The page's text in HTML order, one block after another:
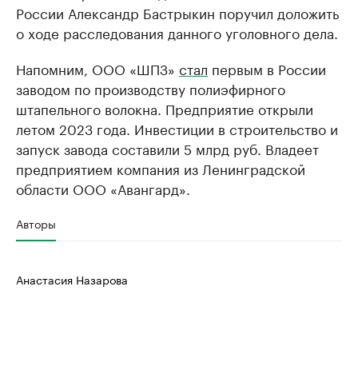
России Александр Бастрыкин поручил доложить
о ходе расследования данного уголовного дела.
Напомним, ООО «ШПЗ» стал первым в России
заводом по производству полиэфирного
штапельного волокна. Предприятие открыли
летом 2023 года. Инвестиции в строительство и
запуск завода составили 5 млрд руб. Владеет
предприятием компания из Ленинградской
области ООО «Авангард».
Авторы
Анастасия Назарова